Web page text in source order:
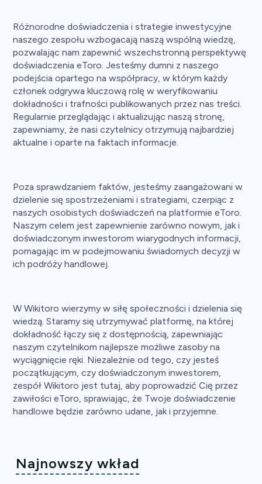
Różnorodne doświadczenia i strategie inwestycyjne
naszego zespołu wzbogacają naszą wspólną wiedzę,
pozwalając nam zapewnić wszechstronną perspektywę
doświadczenia eToro. Jesteśmy dumni z naszego
podejścia opartego na współpracy, w którym każdy
członek odgrywa kluczową rolę w weryfikowaniu
dokładności i trafności publikowanych przez nas treści.
Regularnie przeglądając i aktualizując naszą stronę,
zapewniamy, że nasi czytelnicy otrzymują najbardziej
aktualne i oparte na faktach informacje.
Poza sprawdzaniem faktów, jesteśmy zaangażowani w
dzielenie się spostrzeżeniami i strategiami, czerpiąc z
naszych osobistych doświadczeń na platformie eToro.
Naszym celem jest zapewnienie zarówno nowym, jak i
doświadczonym inwestorom wiarygodnych informacji,
pomagając im w podejmowaniu świadomych decyzji w
ich podróży handlowej.
W Wikitoro wierzymy w siłę społeczności i dzielenia się
wiedzą. Staramy się utrzymywać platformę, na której
dokładność łączy się z dostępnością, zapewniając
naszym czytelnikom najlepsze możliwe zasoby na
wyciągnięcie ręki. Niezależnie od tego, czy jesteś
początkującym, czy doświadczonym inwestorem,
zespół Wikitoro jest tutaj, aby poprowadzić Cię przez
zawiłości eToro, sprawiając, że Twoje doświadczenie
handlowe będzie zarówno udane, jak i przyjemne.
Najnowszy wkład